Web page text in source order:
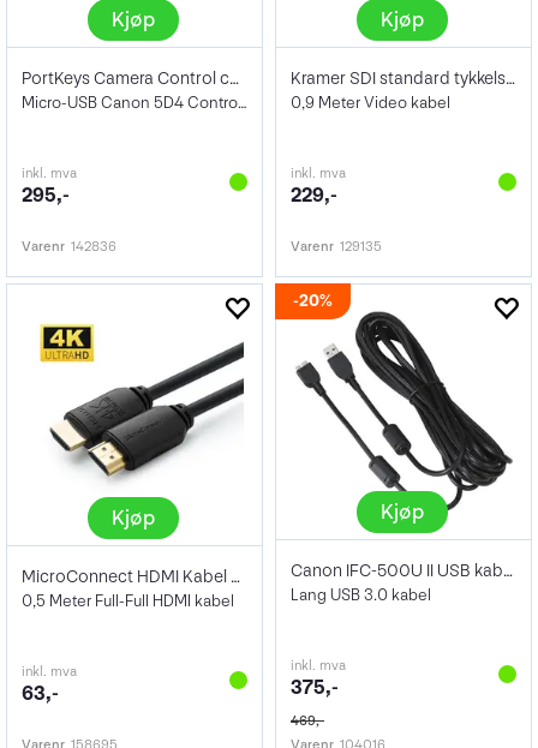
Kjøp
PortKeys Camera Control cable Canon Micr
Micro-USB Canon 5D4 Control Cable
inkl. mva
295,-
Varenr 142836
Kjøp
Kramer SDI standard tykkelse 0,9m
0,9 Meter Video kabel
inkl. mva
229,-
Varenr 129135
Kjøp
MicroConnect HDMI Kabel 4K 0,5m
0,5 Meter Full-Full HDMI kabel
inkl. mva
63,-
20%
Kjøp
Canon IFC-500U II USB kabel 4,6 meter
Lang USB 3.0 kabel
inkl. mva
375,-
469,-